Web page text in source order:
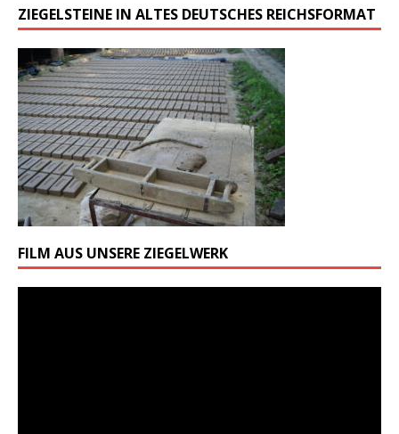
ZIEGELSTEINE IN ALTES DEUTSCHES REICHSFORMAT
FILM AUS UNSERE ZIEGELWERK